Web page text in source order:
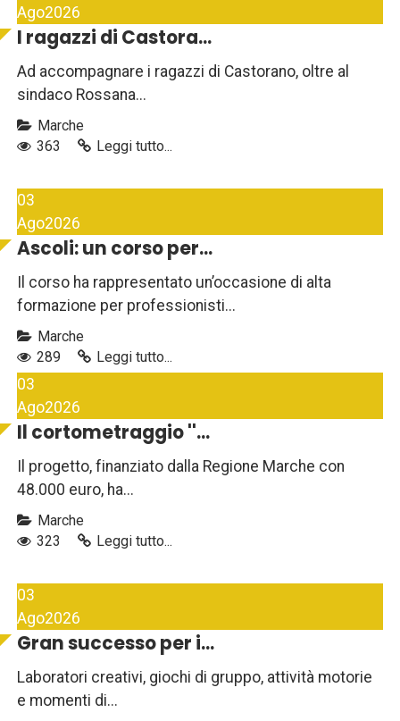
Ago2026
I ragazzi di Castora...
Ad accompagnare i ragazzi di Castorano, oltre al
sindaco Rossana...
Marche
363
Leggi tutto...
03
Ago2026
Ascoli: un corso per...
Il corso ha rappresentato un’occasione di alta
formazione per professionisti...
Marche
289
Leggi tutto...
03
Ago2026
Il cortometraggio ''...
Il progetto, finanziato dalla Regione Marche con
48.000 euro, ha...
Marche
323
Leggi tutto...
03
Ago2026
Gran successo per i...
Laboratori creativi, giochi di gruppo, attività motorie
e momenti di...